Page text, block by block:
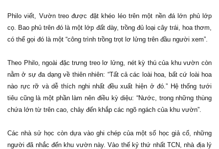
Philo viết, Vườn treo được đặt khéo léo trên một nền đá lớn phủ lớp
cọ. Bao phủ trên đó là một lớp đất dày, trồng đủ loại cây trái, hoa thơm,
có thể gọi đó là một “công trình trồng trọt lơ lửng trên đầu người xem”.
Theo Philo, ngoài đặc trưng treo lơ lửng, nét kỳ thú của khu vườn còn
nằm ở sự đa dạng về thiên nhiên: “Tất cả các loài hoa, bất cứ loài hoa
nào rực rỡ và dễ thích nghi nhất đều xuất hiện ở đó.” Hệ thống tưới
tiêu cũng là một phần làm nên điều kỳ diệu: “Nước, trong những thùng
chứa lớn từ trên cao, chảy đến khắp các ngõ ngách của khu vườn”.
Các nhà sử học còn dựa vào ghi chép của một số học giả cổ, những
người đã nhắc đến khu vườn này. Vào thế kỷ thứ nhất TCN, nhà địa lý